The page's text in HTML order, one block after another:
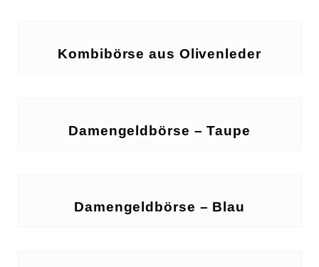
Kombibörse aus Olivenleder
Damengeldbörse – Taupe
Damengeldbörse – Blau